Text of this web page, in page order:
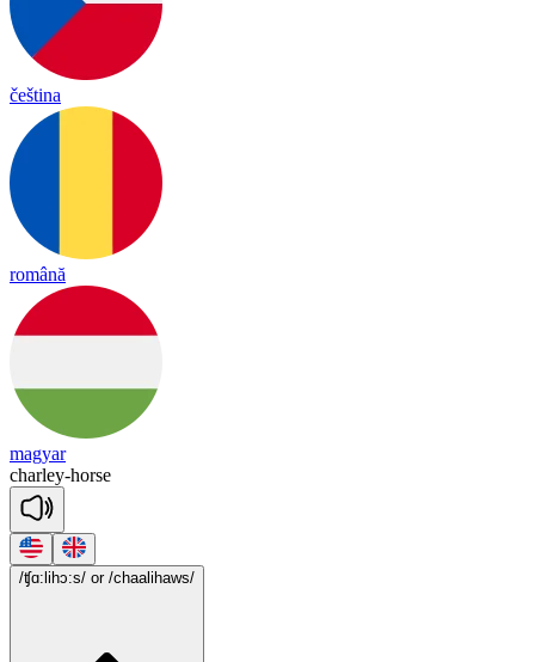
čeština
română
magyar
charley-horse
/ʧɑ:lihɔ:s/ or /chaalihaws/